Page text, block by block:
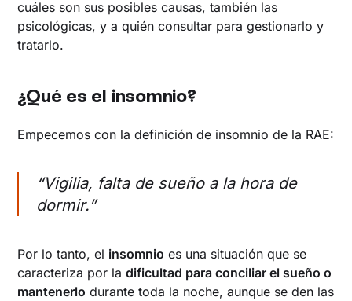
profesional
cuáles son sus posibles causas, también las
psicológicas, y a quién consultar para gestionarlo y
tratarlo.
¿Qué es el insomnio?
Empecemos con la definición de insomnio de la RAE:
“Vigilia, falta de sueño a la hora de
dormir.”
Por lo tanto, el insomnio es una situación que se
caracteriza por ladificultad para conciliar el sueño o
mantenerlo durante toda la noche, aunque se den las